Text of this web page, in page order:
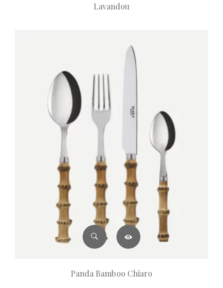
Lavandou
Panda Bamboo Chiaro